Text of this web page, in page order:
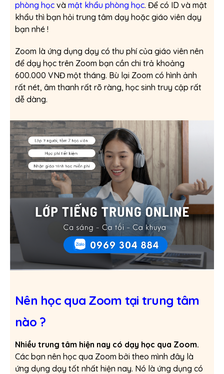
phòng học và mật khẩu phòng học. Để có ID và mật
khẩu thì bạn hỏi trung tâm dạy hoặc giáo viên dạy
bạn nhé !
Zoom là ứng dụng dạy có thu phí của giáo viên nên
để dạy học trên Zoom bạn cần chi trả khoảng
600.000 VNĐ một tháng. Bù lại Zoom có hình ảnh
rất nét, âm thanh rất rõ ràng, học sinh truy cập rất
dễ dàng.
Nên học qua Zoom tại trung tâm
nào ?
Nhiều trung tâm hiện nay có dạy học qua Zoom.
Các bạn nên học qua Zoom bởi theo mình đây là
ứng dụng dạy tốt nhất hiện nay. Nó là ứng dụng có